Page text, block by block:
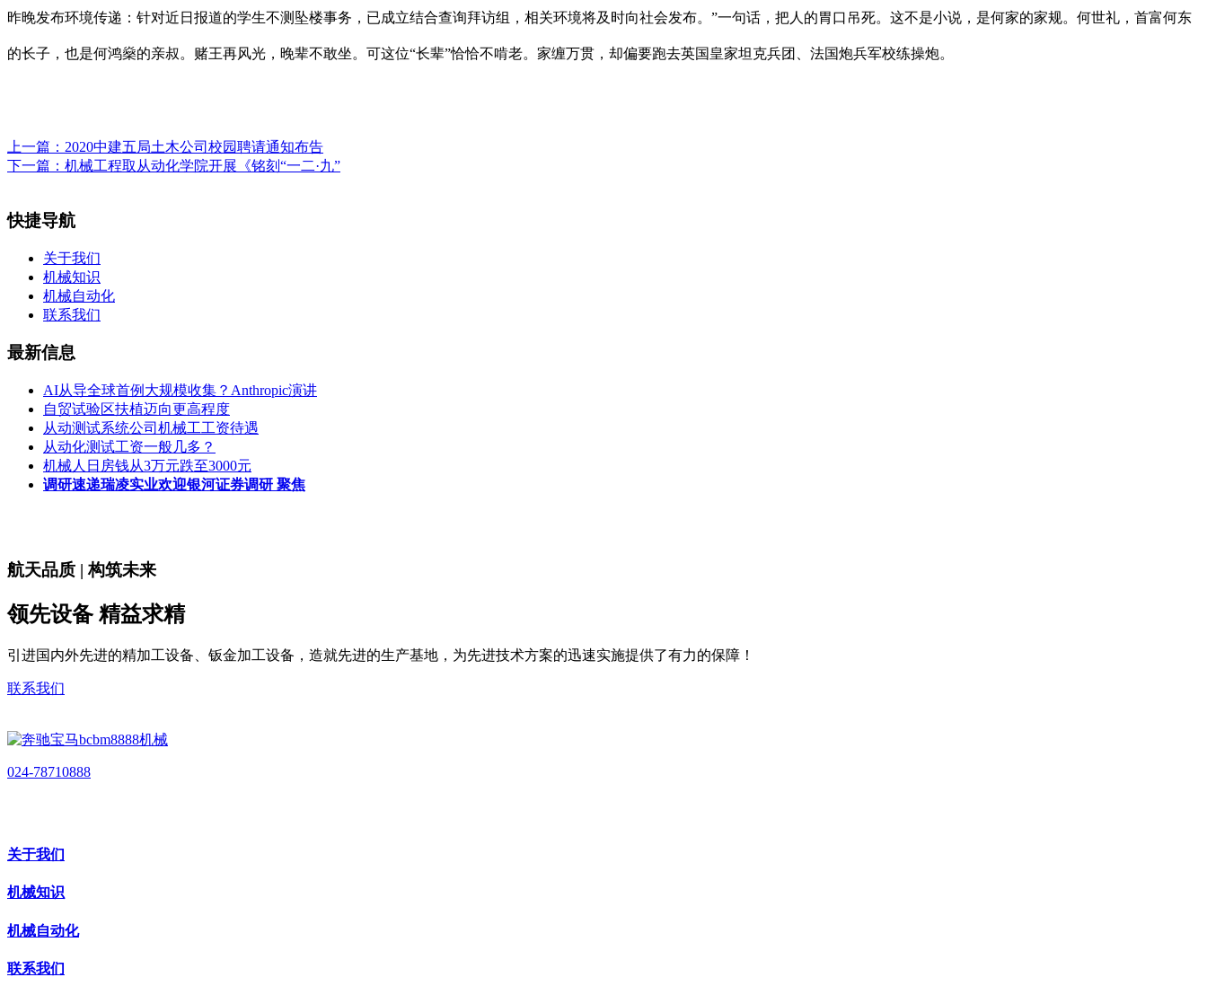
昨晚发布环境传递：针对近日报道的学生不测坠楼事务，已成立结合查询拜访组，相关环境将及时向社会发布。”一句话，把人的胃口吊死。这不是小说，是何家的家规。何世礼，首富何东
的长子，也是何鸿燊的亲叔。赌王再风光，晚辈不敢坐。可这位“长辈”恰恰不啃老。家缠万贯，却偏要跑去英国皇家坦克兵团、法国炮兵军校练操炮。
上一篇： 2020中建五局土木公司校园聘请通知布告
下一篇： 机械工程取从动化学院开展《铭刻“一二·九”
快捷导航
关于我们
机械知识
机械自动化
联系我们
最新信息
AI从导全球首例大规模收集？Anthropic演讲
自贸试验区扶植迈向更高程度
从动测试系统公司机械工工资待遇
从动化测试工资一般几多？
机械人日房钱从3万元跌至3000元
调研速递瑞凌实业欢迎银河证券调研 聚焦
航天品质 | 构筑未来
领先设备 精益求精
引进国内外先进的精加工设备、钣金加工设备，造就先进的生产基地，为先进技术方案的迅速实施提供了有力的保障！
联系我们
024-78710888
关于我们
机械知识
机械自动化
联系我们